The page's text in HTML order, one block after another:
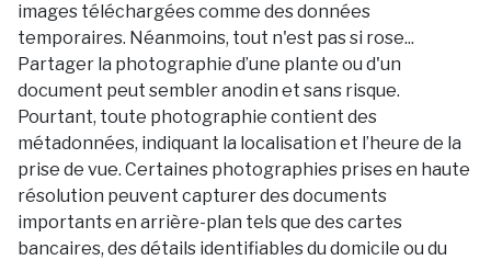
images téléchargées comme des données
temporaires. Néanmoins, tout n'est pas si rose...
Partager la photographie d’une plante ou d'un
document peut sembler anodin et sans risque.
Pourtant, toute photographie contient des
métadonnées, indiquant la localisation et l’heure de la
prise de vue. Certaines photographies prises en haute
résolution peuvent capturer des documents
importants en arrière-plan tels que des cartes
bancaires, des détails identifiables du domicile ou du